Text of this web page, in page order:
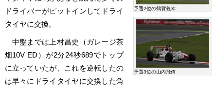
予選2位の鶴賀義幸
予選3位の山内飛侑
ドライバーがピットインしてドライ
タイヤに交換。
中盤までは上村昌史（ガレージ茶
畑10V ED）が2分24秒689でトップ
に立っていたが、これを逆転したの
は早々にドライタイヤに交換した角